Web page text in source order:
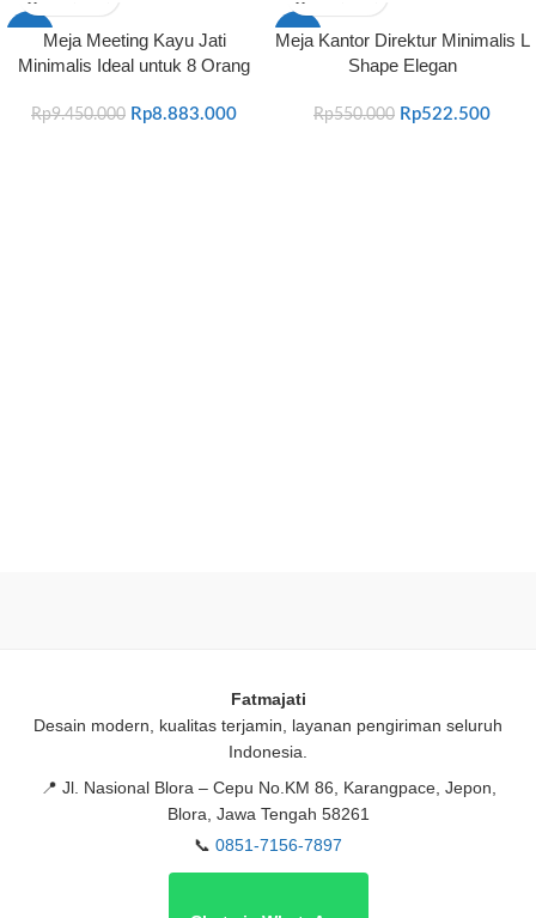
Meja Meeting Kayu Jati
Minimalis Ideal untuk 8 Orang
Rp9.450.000 Rp8.883.000
-5%
Meja Kantor Direktur Minimalis L
Shape Elegan
Rp550.000 Rp522.500
Fatmajati
Desain modern, kualitas terjamin, layanan pengiriman seluruh
Indonesia.
📍 Jl. Nasional Blora – Cepu No.KM 86, Karangpace, Jepon,
Blora, Jawa Tengah 58261
📞 0851-7156-7897